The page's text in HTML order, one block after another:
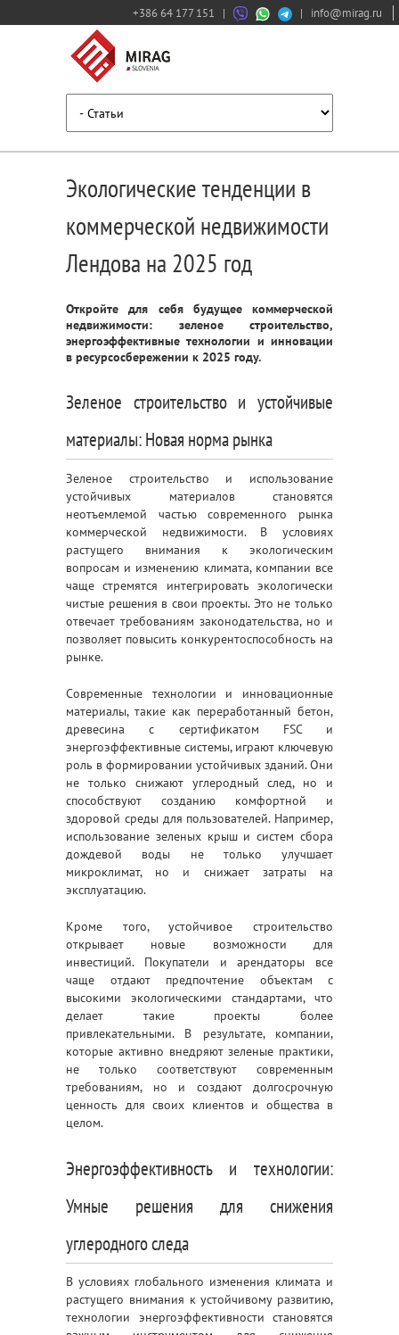
+386 64 177 151 | | info@mirag.ru
Экологические тенденции в
коммерческой недвижимости
Лендова на 2025 год
Откройте для себя будущее коммерческой
недвижимости: зеленое строительство,
энергоэффективные технологии и инновации
в ресурсосбережении к 2025 году.
Зеленое строительство и устойчивые
материалы: Новая норма рынка
Зеленое строительство и использование
устойчивых материалов становятся
неотъемлемой частью современного рынка
коммерческой недвижимости. В условиях
растущего внимания к экологическим
вопросам и изменению климата, компании все
чаще стремятся интегрировать экологически
чистые решения в свои проекты. Это не только
отвечает требованиям законодательства, но и
позволяет повысить конкурентоспособность на
рынке.
Современные технологии и инновационные
материалы, такие как переработанный бетон,
древесина с сертификатом FSC и
энергоэффективные системы, играют ключевую
роль в формировании устойчивых зданий. Они
не только снижают углеродный след, но и
способствуют созданию комфортной и
здоровой среды для пользователей. Например,
использование зеленых крыш и систем сбора
дождевой воды не только улучшает
микроклимат, но и снижает затраты на
эксплуатацию.
Кроме того, устойчивое строительство
открывает новые возможности для
инвестиций. Покупатели и арендаторы все
чаще отдают предпочтение объектам с
высокими экологическими стандартами, что
делает такие проекты более
привлекательными. В результате, компании,
которые активно внедряют зеленые практики,
не только соответствуют современным
требованиям, но и создают долгосрочную
ценность для своих клиентов и общества в
целом.
Энергоэффективность и технологии:
Умные решения для снижения
углеродного следа
В условиях глобального изменения климата и
растущего внимания к устойчивому развитию,
технологии энергоэффективности становятся